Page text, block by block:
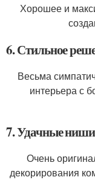
Хорошее и
6. Стильное
Весьма
интерьера с
7. Удачные ниши
Очень
декорирования